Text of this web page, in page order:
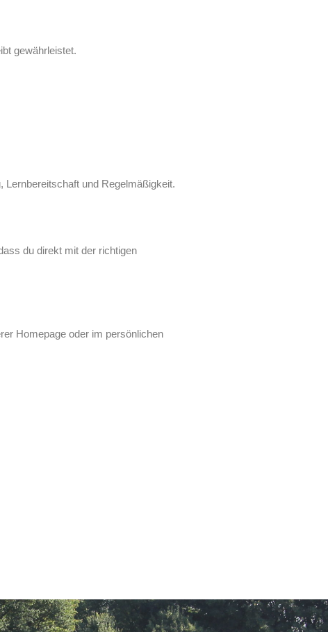
gewährleistet.
Lernbereitschaft und Regelmäßigkeit.
du direkt mit der richtigen
Homepage oder im persönlichen